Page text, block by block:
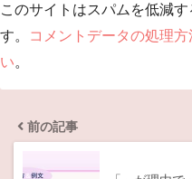
このサイトはスパムを低減
す。
コメントデータの処理
い。
前の記事